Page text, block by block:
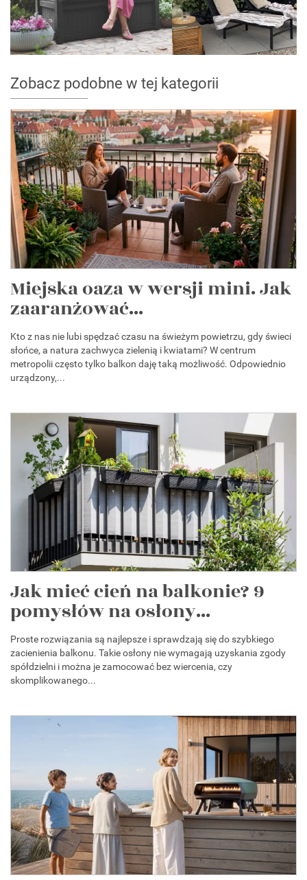
Zobacz podobne w tej kategorii
Miejska oaza w wersji mini. Jak
zaaranżować...
Kto z nas nie lubi spędzać czasu na świeżym powietrzu, gdy świeci
słońce, a natura zachwyca zielenią i kwiatami? W centrum
metropolii często tylko balkon daję taką możliwość. Odpowiednio
urządzony,...
Jak mieć cień na balkonie? 9
pomysłów na osłony...
Proste rozwiązania są najlepsze i sprawdzają się do szybkiego
zacienienia balkonu. Takie osłony nie wymagają uzyskania zgody
spółdzielni i można je zamocować bez wiercenia, czy
skomplikowanego...